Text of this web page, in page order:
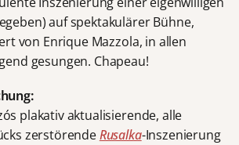
auf spektakulärer Bühne,
von Enrique Mazzola, in allen
gesungen. Chapeau!
plakativ aktualisierende, alle
zerstörendeRusalka-Inszenierung